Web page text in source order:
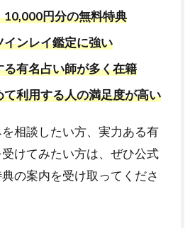
10,000円分の無料特典
インレイ鑑定に強い
る有名占い師が多く在籍
て利用する人の満足度が高い
相談したい方、実力ある有
けてみたい方は、ぜひ公式
の案内を受け取ってくださ